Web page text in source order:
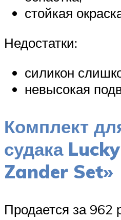
стойкая
Недостатки:
силикон
невысокая
Комплект
судака
Zander Set»
Продается за 962